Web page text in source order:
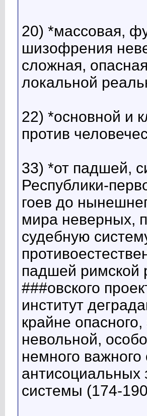
20) *массовая,
шизофрения
сложная,
локальной
22) *основной и
против
33) *от падшей,
Республики-
гоев до
мира неверных,
судебную
падшей римской
###овского
институт
крайне
невольной,
немного
антисоциальных
системы (174-